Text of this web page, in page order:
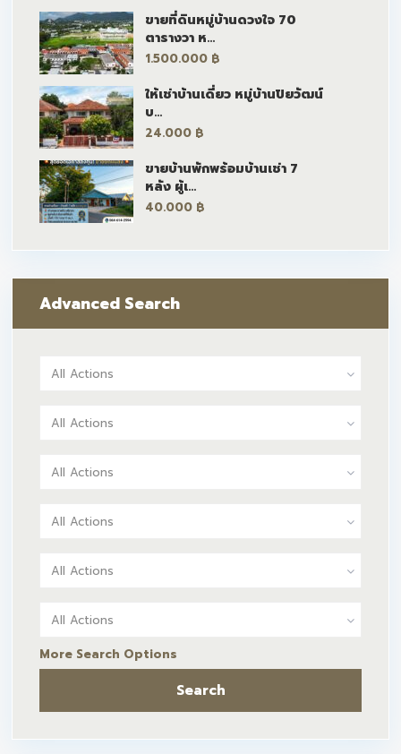
ขายที่ดินหมู่บ้านดวงใจ 70
ตารางวา ห...
1.500.000 ฿
ให้เช่าบ้านเดี่ยว หมู่บ้านปิยวัฒน์
บ...
24.000 ฿
ขายบ้านพักพร้อมบ้านเช่า 7
หลัง ผู้เ...
40.000 ฿
Advanced Search
All Actions
All Actions
All Actions
All Actions
All Actions
All Actions
More Search Options
Search